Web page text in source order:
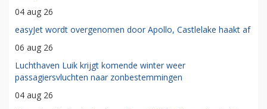
04 aug 26
easyJet wordt overgenomen door Apollo, Castlelake haakt af
06 aug 26
Luchthaven Luik krijgt komende winter weer
passagiersvluchten naar zonbestemmingen
04 aug 26